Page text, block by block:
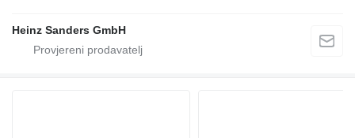
Heinz Sanders GmbH